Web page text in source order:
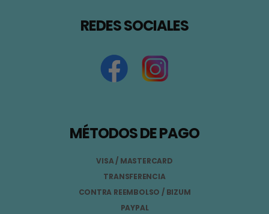
REDES SOCIALES
MÉTODOS DE PAGO
VISA / MASTERCARD
TRANSFERENCIA
CONTRA REEMBOLSO / BIZUM
PAYPAL